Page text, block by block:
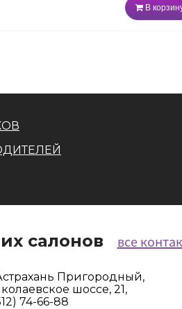
В
салонов все
Пригородный,
шоссе, 21,
74-66-88